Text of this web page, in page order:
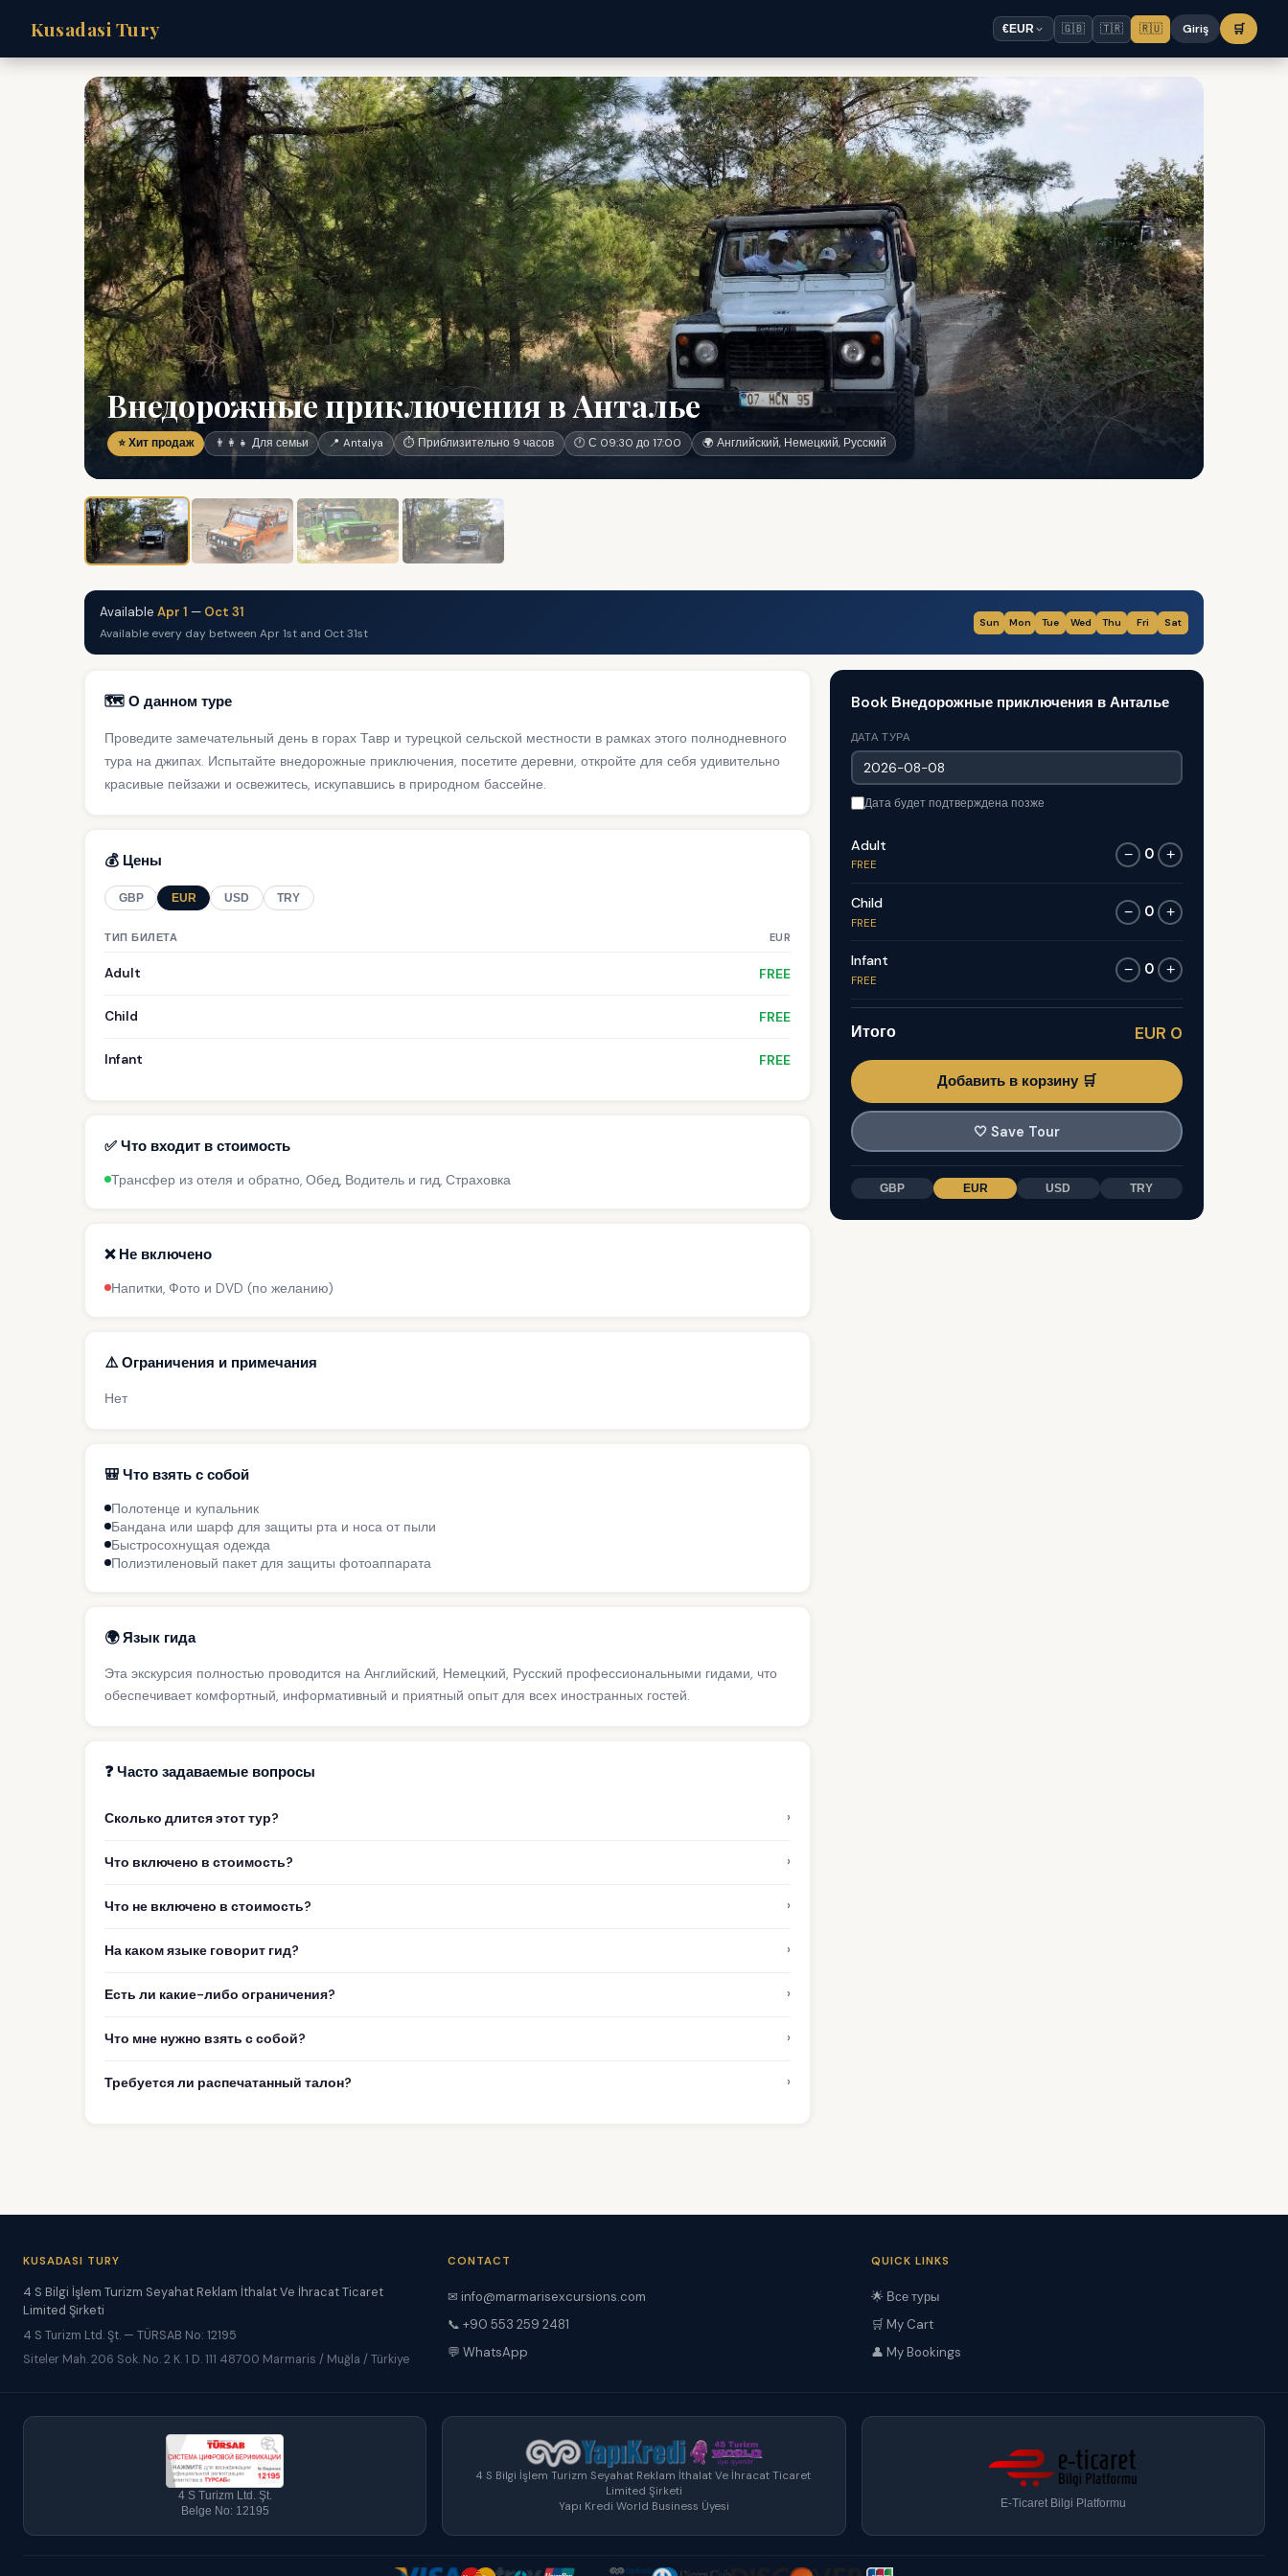
Kusadasi Tury €EUR 🇬🇧 🇹🇷 🇷🇺 Giriş 🛒
Внедорожные приключения в Анталье
⭐ Хит продаж 👨‍👩‍👧 Для семьи 📍 Antalya ⏱ Приблизительно 9 часов 🕐 С 09:30 до 17:00 🌍 Английский, Немецкий, Русский
Available Apr 1 — Oct 31
Available every day between Apr 1st and Oct 31st
Sun Mon Tue Wed Thu Fri Sat
🗺️ О данном туре
Проведите замечательный день в горах Тавр и турецкой сельской местности в рамках этого полнодневного
тура на джипах. Испытайте внедорожные приключения, посетите деревни, откройте для себя удивительно
красивые пейзажи и освежитесь, искупавшись в природном бассейне.
💰 Цены
GBP EUR USD TRY
ТИП БИЛЕТА EUR
Adult FREE
Child FREE
Infant FREE
✅ Что входит в стоимость
Трансфер из отеля и обратно, Обед, Водитель и гид, Страховка
❌ Не включено
Напитки, Фото и DVD (по желанию)
⚠️ Ограничения и примечания
Нет
🎒 Что взять с собой
Полотенце и купальник
Бандана или шарф для защиты рта и носа от пыли
Быстросохнущая одежда
Полиэтиленовый пакет для защиты фотоаппарата
🌍 Язык гида
Эта экскурсия полностью проводится на Английский, Немецкий, Русский профессиональными гидами, что
обеспечивает комфортный, информативный и приятный опыт для всех иностранных гостей.
❓ Часто задаваемые вопросы
Сколько длится этот тур? ›
Что включено в стоимость? ›
Что не включено в стоимость? ›
На каком языке говорит гид? ›
Есть ли какие-либо ограничения? ›
Что мне нужно взять с собой? ›
Требуется ли распечатанный талон? ›
Book Внедорожные приключения в Анталье
ДАТА ТУРА
Дата будет подтверждена позже
Adult
FREE
− 0 +
Child
FREE
− 0 +
Infant
FREE
− 0 +
Итого EUR 0
Добавить в корзину 🛒
🤍 Save Tour
GBP EUR USD TRY
KUSADASI TURY
4 S Bilgi İşlem Turizm Seyahat Reklam İthalat Ve İhracat Ticaret
Limited Şirketi
4 S Turizm Ltd. Şt. — TÜRSAB No: 12195
Siteler Mah. 206 Sok. No. 2 K. 1 D. 111 48700 Marmaris / Muğla / Türkiye
CONTACT
✉ info@marmarisexcursions.com
📞 +90 553 259 2481
💬 WhatsApp
QUICK LINKS
🌟 Все туры
🛒 My Cart
👤 My Bookings
4 S Turizm Ltd. Şt.
Belge No: 12195
4 S Bilgi İşlem Turizm Seyahat Reklam İthalat Ve İhracat Ticaret
Limited Şirketi
Yapı Kredi World Business Üyesi
E-Ticaret Bilgi Platformu